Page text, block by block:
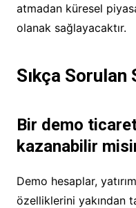
atmadan küresel
olanak sağlayacaktır.
Sıkça Sorulan
Bir demo
kazanabilir
Demo hesaplar,
özelliklerini yakından